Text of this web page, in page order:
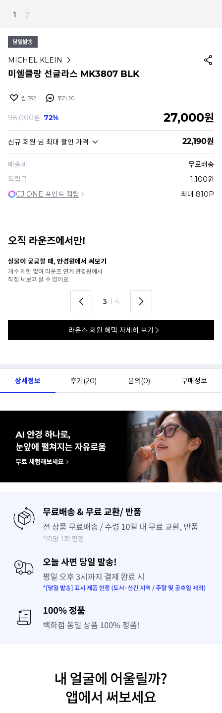
2 I 2
MICHEL KLEIN
미쉘클랑 선글라스 MK3807 BLK
찜 392 후기 20
98,000원 72% 27,000원
신규 회원 님 최대 할인 가격 22,190원
배송비
무료배송
적립금
1,100원
CJ ONE 포인트 적립
최대 810P
오직 라운즈에서만!
안경 렌즈 맞춤까지 한 번에
가까운 안경원으로 배송받아
렌즈 맞춤부터 피팅까지 편하게!
4 I 4
라운즈 회원 혜택 자세히 보기
상세정보 후기(20) 문의(0) 구매정보